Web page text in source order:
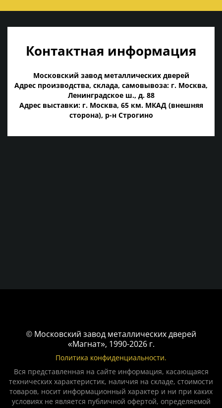
Контактная информация
Московский завод металлических дверей
Адрес производства, склада, самовывоза: г. Москва,
Ленинградское ш., д. 88
Адрес выставки: г. Москва, 65 км. МКАД (внешняя
сторона), р-н Строгино
© Московский завод металлических дверей
«Магнат», 1990-2026 г.
Политика конфиденциальности.
Вся представленная на сайте информация, касающаяся
технических характеристик, наличия на складе, стоимости
товаров, носит информационный характер и ни при каких
условиях не является публичной офертой, определяемой